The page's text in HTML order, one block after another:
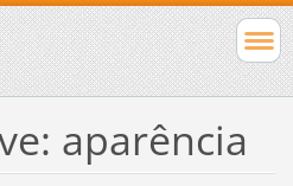
aparência